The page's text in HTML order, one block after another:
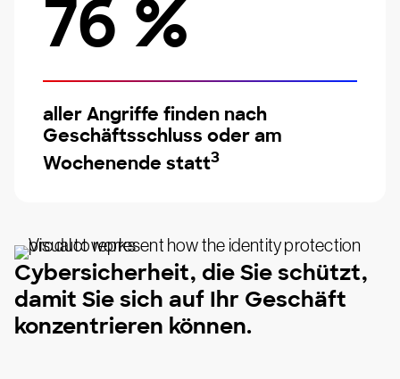
76 %
aller Angriffe finden nach
Geschäftsschluss oder am
Wochenende statt3
Cybersicherheit, die Sie schützt,
damit Sie sich auf Ihr Geschäft
konzentrieren können.